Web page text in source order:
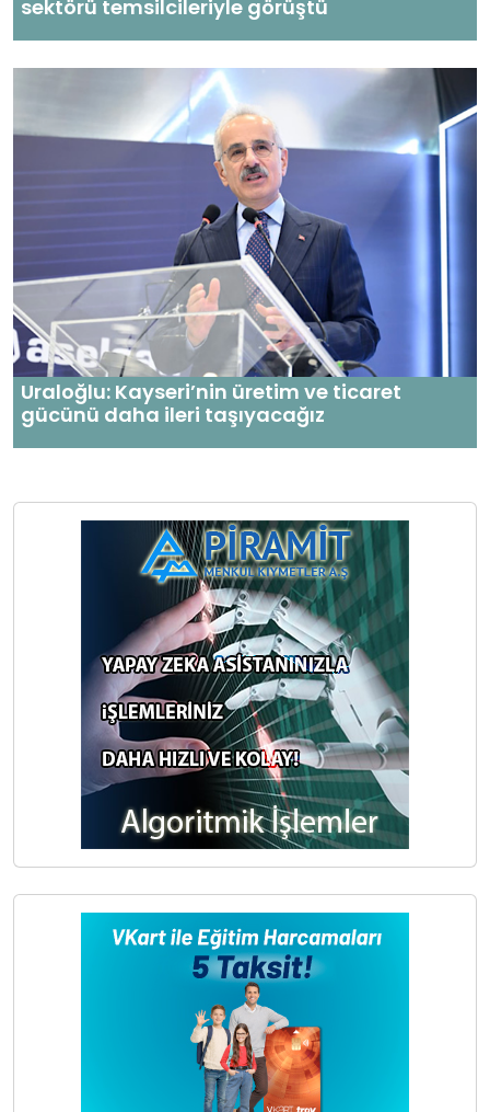
sektörü temsilcileriyle görüştü
Uraloğlu: Kayseri’nin üretim ve ticaret
gücünü daha ileri taşıyacağız